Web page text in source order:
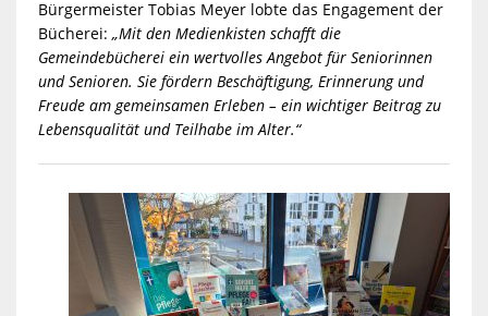
Bürgermeister Tobias Meyer lobte das Engagement der
Bücherei: „Mit den Medienkisten schafft die
Gemeindebücherei ein wertvolles Angebot für Seniorinnen
und Senioren. Sie fördern Beschäftigung, Erinnerung und
Freude am gemeinsamen Erleben – ein wichtiger Beitrag zu
Lebensqualität und Teilhabe im Alter.“